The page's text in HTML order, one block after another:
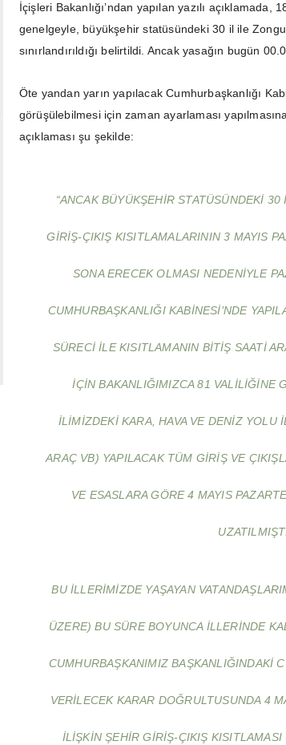
İçişleri Bakanlığı’ndan yapılan yazılı açıklamada,
genelgeyle, büyükşehir statüsündeki 30 il ile
sınırlandırıldığı belirtildi. Ancak yasağın bugün
Öte yandan yarın yapılacak Cumhurbaşkanlığı
görüşülebilmesi için zaman ayarlaması
açıklaması şu şekilde:
“ANCAK BÜYÜKŞEHIR STATÜSÜNDEKI
GIRIŞ-ÇIKIŞ KISITLAMALARININ 3 MAYIS
SONA ERECEK OLMASI NEDENIYLE
CUMHURBAŞKANLIĞI KABINESI’NDE
SÜRECI ILE KISITLAMANIN BITIŞ SAATI
IÇIN BAKANLIĞIMIZCA 81 VALILIĞINE
ILIMIZDEKI KARA, HAVA VE DENIZ YOLU
ARAÇ VB) YAPILACAK TÜM GIRIŞ VE
VE ESASLARA GÖRE 4 MAYIS
BU ILLERIMIZDE YAŞAYAN
ÜZERE) BU SÜRE BOYUNCA ILLERINDE
CUMHURBAŞKANIMIZ BAŞKANLIĞINDAKI
VERILECEK KARAR DOĞRULTUSUNDA 4
ILIŞKIN ŞEHIR GIRIŞ-ÇIKIŞ